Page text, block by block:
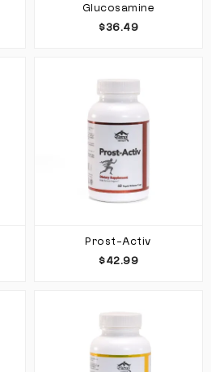
Glucosamine
$36.49
Prost-Activ
$42.99